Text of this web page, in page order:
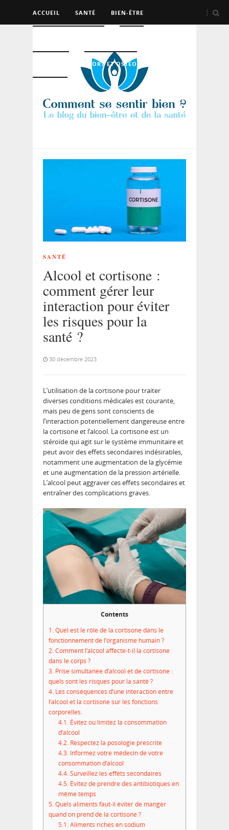
ACCUEIL SANTÉ BIEN-ÊTRE
SPORT ET OSTÉO
SANTÉ
Alcool et cortisone :
comment gérer leur
interaction pour éviter
les risques pour la
santé ?
30 décembre 2023
L’utilisation de la cortisone pour traiter
diverses conditions médicales est courante,
mais peu de gens sont conscients de
l’interaction potentiellement dangereuse entre
la cortisone et l’alcool. La cortisone est un
stéroïde qui agit sur le système immunitaire et
peut avoir des effets secondaires indésirables,
notamment une augmentation de la glycémie
et une augmentation de la pression artérielle.
L’alcool peut aggraver ces effets secondaires et
entraîner des complications graves.
Contents
1.Quel est le rôle de la cortisone dans le
fonctionnement de l’organisme humain ?
2.Comment l’alcool affecte-t-il la cortisone
dans le corps ?
3. Prise simultanée d’alcool et de cortisone :
quels sont les risques pour la santé ?
4. Les conséquences d’une interaction entre
l’alcool et la cortisone sur les fonctions
corporelles.
4.1.Évitez ou limitez la consommation
d’alcool
4.2.Respectez la posologie prescrite
4.3.Informez votre médecin de votre
consommation d’alcool
4.4.Surveillez les effets secondaires
4.5.Évitez de prendre des antibiotiques en
même temps
5.Quels aliments faut-il éviter de manger
quand on prend de la cortisone ?
5.1.Aliments riches en sodium